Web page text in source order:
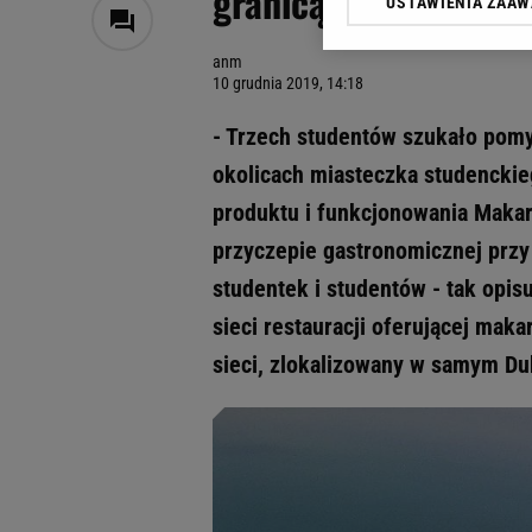
anm
10 grudnia 2019, 14:18
- Trzech studentów szukało
okolicach miasteczka
produktu i funkcjonowania
przyczepie gastronomicznej
studentek i studentów - tak
sieci restauracji oferującej
sieci, zlokalizowany w samym
Klikając „Akceptuję”
odnośnik „Ustawienia
My, nasi Zaufani
Użycie dokładnych
Przechowywanie
badnie odbiorców i